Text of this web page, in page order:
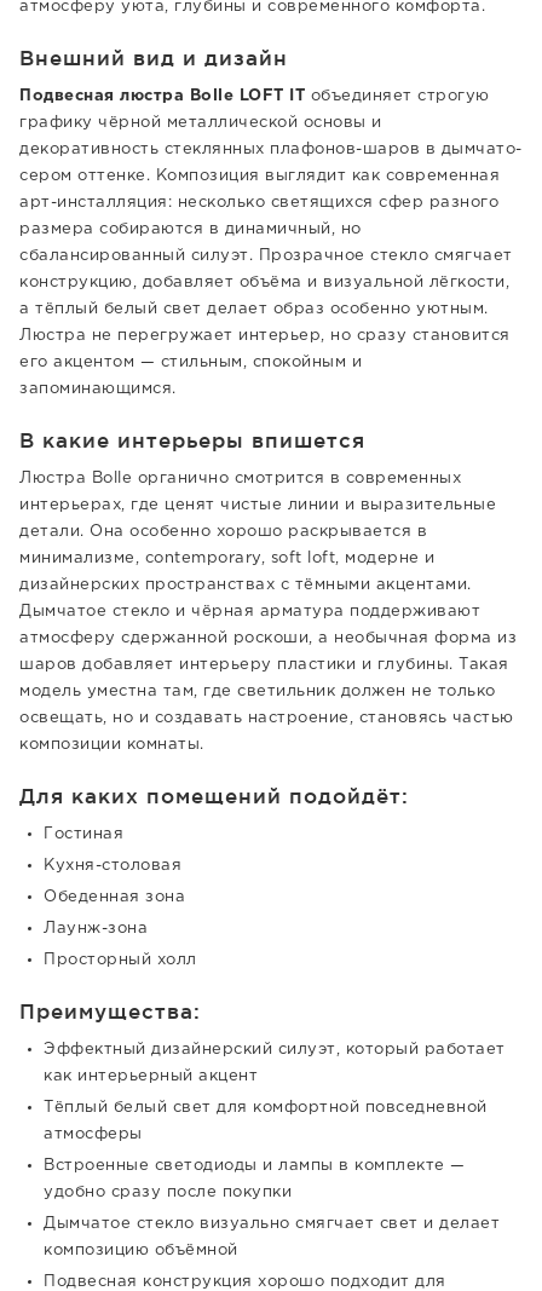
атмосферу уюта, глубины и современного комфорта.
Внешний вид и дизайн
Подвесная люстра Bolle LOFT IT
объединяет строгую
графику чёрной металлической основы и
декоративность стеклянных плафонов-шаров в дымчато-
сером оттенке. Композиция выглядит как современная
арт-инсталляция: несколько светящихся сфер разного
размера собираются в динамичный, но
сбалансированный силуэт. Прозрачное стекло смягчает
конструкцию, добавляет объёма и визуальной лёгкости,
а тёплый белый свет делает образ особенно уютным.
Люстра не перегружает интерьер, но сразу становится
его акцентом — стильным, спокойным и
запоминающимся.
В какие интерьеры впишется
Люстра Bolle органично смотрится в современных
интерьерах, где ценят чистые линии и выразительные
детали. Она особенно хорошо раскрывается в
минимализме, contemporary, soft loft, модерне и
дизайнерских пространствах с тёмными акцентами.
Дымчатое стекло и чёрная арматура поддерживают
атмосферу сдержанной роскоши, а необычная форма из
шаров добавляет интерьеру пластики и глубины. Такая
модель уместна там, где светильник должен не только
освещать, но и создавать настроение, становясь частью
композиции комнаты.
Для каких помещений подойдёт:
Гостиная
Кухня-столовая
Обеденная зона
Лаунж-зона
Просторный холл
Преимущества:
Эффектный дизайнерский силуэт, который работает
как интерьерный акцент
Тёплый белый свет для комфортной повседневной
атмосферы
Встроенные светодиоды и лампы в комплекте —
удобно сразу после покупки
Дымчатое стекло визуально смягчает свет и делает
композицию объёмной
Подвесная конструкция хорошо подходит для